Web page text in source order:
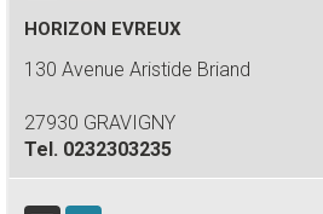
HORIZON EVREUX
130 Avenue Aristide Briand
27930 GRAVIGNY
Tel. 0232303235